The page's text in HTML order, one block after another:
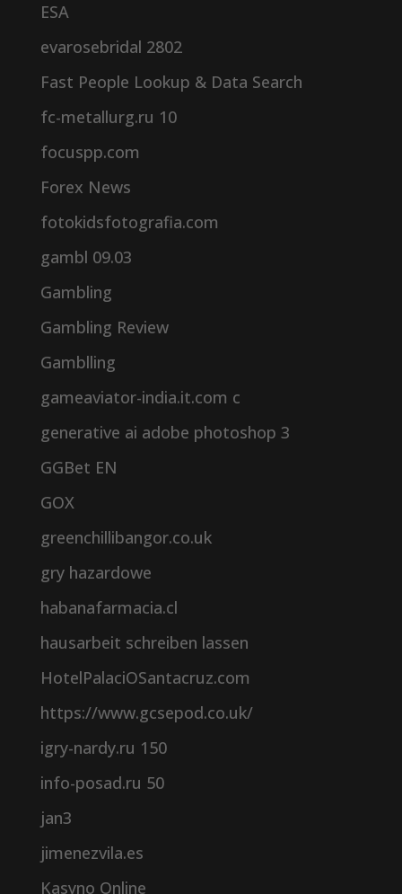
ESA
evarosebridal 2802
Fast People Lookup & Data Search
fc-metallurg.ru 10
focuspp.com
Forex News
fotokidsfotografia.com
gambl 09.03
Gambling
Gambling Review
Gamblling
gameaviator-india.it.com c
generative ai adobe photoshop 3
GGBet EN
GOX
greenchillibangor.co.uk
gry hazardowe
habanafarmacia.cl
hausarbeit schreiben lassen
HotelPalaciOSantacruz.com
https://www.gcsepod.co.uk/
igry-nardy.ru 150
info-posad.ru 50
jan3
jimenezvila.es
Kasyno Online